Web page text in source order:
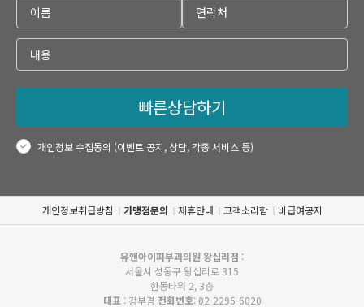
빠른상담하기
개인정보 수집동의 (이벤트 공지, 상담, 각종 서비스 등)
개인정보취급방침 가맹점문의 제휴안내 고객소리함 비급여공지
유앤아이피부과의원 왕십리점 :
서울시 성동구 왕십리로 315
한동타워 2, 3층
대표: 강부경 전화번호: 02-2295-6020